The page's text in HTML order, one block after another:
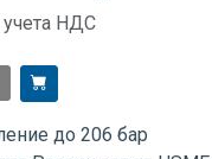
учета НДС
до 206 бар